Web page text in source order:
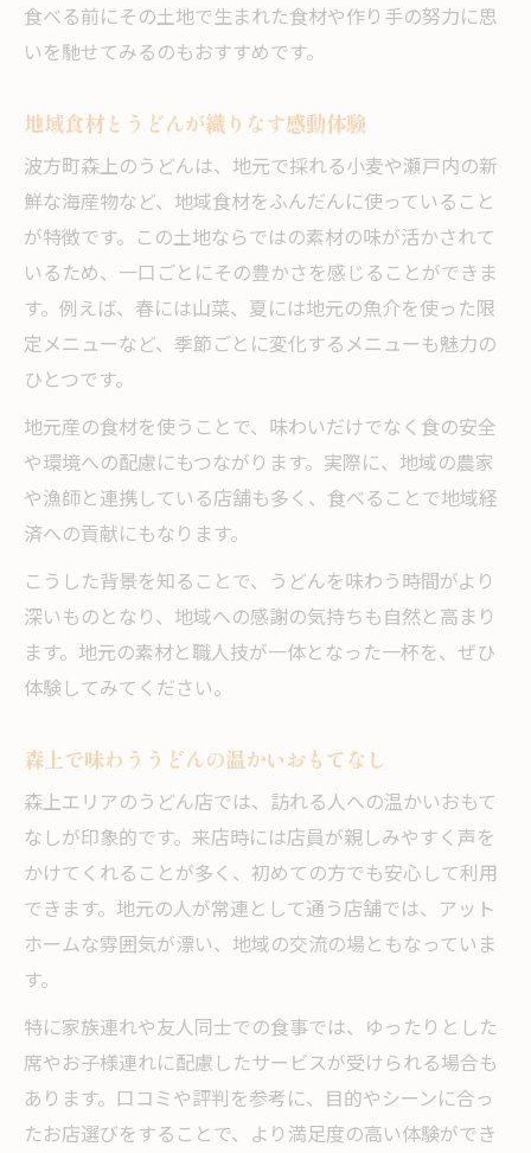
食べる前にその土地で生まれた食材や作り手の努力に思
いを馳せてみるのもおすすめです。
地域食材とうどんが織りなす感動体験
波方町森上のうどんは、地元で採れる小麦や瀬戸内の新
鮮な海産物など、地域食材をふんだんに使っていること
が特徴です。この土地ならではの素材の味が活かされて
いるため、一口ごとにその豊かさを感じることができま
す。例えば、春には山菜、夏には地元の魚介を使った限
定メニューなど、季節ごとに変化するメニューも魅力の
ひとつです。
地元産の食材を使うことで、味わいだけでなく食の安全
や環境への配慮にもつながります。実際に、地域の農家
や漁師と連携している店舗も多く、食べることで地域経
済への貢献にもなります。
こうした背景を知ることで、うどんを味わう時間がより
深いものとなり、地域への感謝の気持ちも自然と高まり
ます。地元の素材と職人技が一体となった一杯を、ぜひ
体験してみてください。
森上で味わううどんの温かいおもてなし
森上エリアのうどん店では、訪れる人への温かいおもて
なしが印象的です。来店時には店員が親しみやすく声を
かけてくれることが多く、初めての方でも安心して利用
できます。地元の人が常連として通う店舗では、アット
ホームな雰囲気が漂い、地域の交流の場ともなっていま
す。
特に家族連れや友人同士での食事では、ゆったりとした
席やお子様連れに配慮したサービスが受けられる場合も
あります。口コミや評判を参考に、目的やシーンに合っ
たお店選びをすることで、より満足度の高い体験ができ